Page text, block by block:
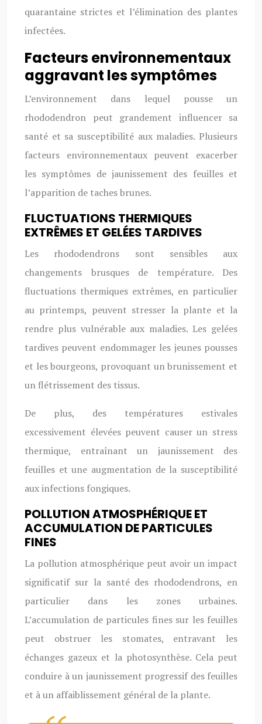
quarantaine strictes et l’élimination des plantes
infectées.
Facteurs environnementaux
aggravant les symptômes
L’environnement dans lequel pousse un
rhododendron peut grandement influencer sa
santé et sa susceptibilité aux maladies. Plusieurs
facteurs environnementaux peuvent exacerber
les symptômes de jaunissement des feuilles et
l’apparition de taches brunes.
FLUCTUATIONS THERMIQUES
EXTRÊMES ET GELÉES TARDIVES
Les rhododendrons sont sensibles aux
changements brusques de température. Des
fluctuations thermiques extrêmes, en particulier
au printemps, peuvent stresser la plante et la
rendre plus vulnérable aux maladies. Les gelées
tardives peuvent endommager les jeunes pousses
et les bourgeons, provoquant un brunissement et
un flétrissement des tissus.
De plus, des températures estivales
excessivement élevées peuvent causer un stress
thermique, entraînant un jaunissement des
feuilles et une augmentation de la susceptibilité
aux infections fongiques.
POLLUTION ATMOSPHÉRIQUE ET
ACCUMULATION DE PARTICULES
FINES
La pollution atmosphérique peut avoir un impact
significatif sur la santé des rhododendrons, en
particulier dans les zones urbaines.
L’accumulation de particules fines sur les feuilles
peut obstruer les stomates, entravant les
échanges gazeux et la photosynthèse. Cela peut
conduire à un jaunissement progressif des feuilles
et à un affaiblissement général de la plante.